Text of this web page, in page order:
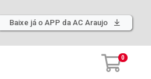
Baixe já o APP da AC Araujo
0